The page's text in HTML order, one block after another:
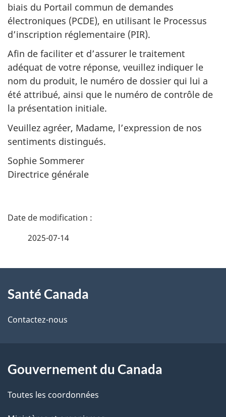
biais du Portail commun de demandes
électroniques (PCDE), en utilisant le Processus
d’inscription réglementaire (PIR).
Afin de faciliter et d’assurer le traitement
adéquat de votre réponse, veuillez indiquer le
nom du produit, le numéro de dossier qui lui a
été attribué, ainsi que le numéro de contrôle de
la présentation initiale.
Veuillez agréer, Madame, l’expression de nos
sentiments distingués.
Sophie Sommerer
Directrice générale
D
i
l
d
e
2025-07-14
propos
de
site
Santé Canada
Contactez-nous
Gouvernement du Canada
Toutes les coordonnées